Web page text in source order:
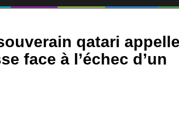
qatari appelle
face à l’échec d’un